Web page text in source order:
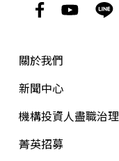
關於我們
新聞中心
機構投資人盡職治理
菁英招募